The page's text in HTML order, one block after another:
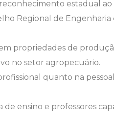
estadual
Regional de
propriedades de
no setor agropecuário.
quanto na
ensino e professores